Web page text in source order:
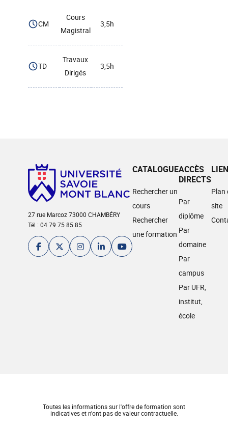
CM
Cours
Magistral
3,5h
TD
Travaux
Dirigés
3,5h
27 rue Marcoz 73000 CHAMBÉRY
Tél : 04 79 75 85 85
CATALOGUE
Rechercher un
cours
Rechercher
une formation
ACCÈS
DIRECTS
Par
diplôme
Par
domaine
Par
campus
Par UFR,
institut,
école
Plan
site
Toutes les informations sur l'offre de formation sont
indicatives et n'ont pas de valeur contractuelle.